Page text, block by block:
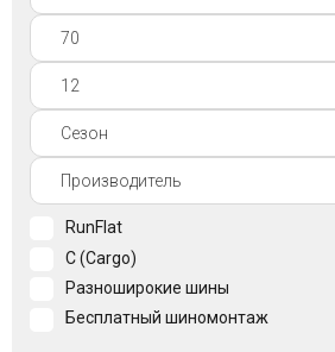
Войти на сайт
+7(812)317-
17-
RunFlat
C (Cargo)
Разноширокие шины
Бесплатный шиномонтаж